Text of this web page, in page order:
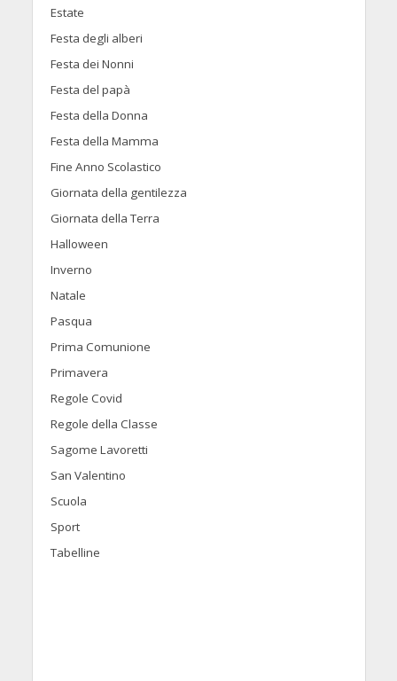
Estate
Festa degli alberi
Festa dei Nonni
Festa del papà
Festa della Donna
Festa della Mamma
Fine Anno Scolastico
Giornata della gentilezza
Giornata della Terra
Halloween
Inverno
Natale
Pasqua
Prima Comunione
Primavera
Regole Covid
Regole della Classe
Sagome Lavoretti
San Valentino
Scuola
Sport
Tabelline